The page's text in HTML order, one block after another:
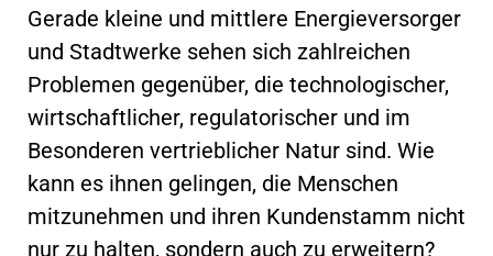
Gerade kleine und mittlere Energieversorger
und Stadtwerke sehen sich zahlreichen
Problemen gegenüber, die technologischer,
wirtschaftlicher, regulatorischer und im
Besonderen vertrieblicher Natur sind. Wie
kann es ihnen gelingen, die Menschen
mitzunehmen und ihren Kundenstamm nicht
nur zu halten, sondern auch zu erweitern?